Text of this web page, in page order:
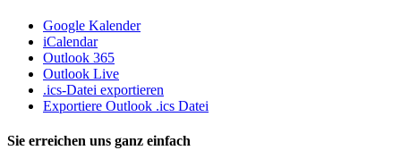
Google Kalender
iCalendar
Outlook 365
Outlook Live
.ics-Datei exportieren
Exportiere Outlook .ics Datei
Sie erreichen uns ganz einfach